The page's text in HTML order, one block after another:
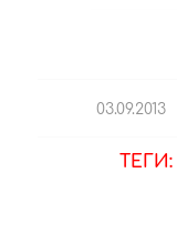
03.09.2013
/
ТЕГИ: